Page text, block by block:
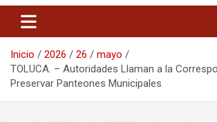
d
Inicio 2026 26
mayo
TOLUCA. – Autoridades Llaman a la
Preservar Panteones Municipales